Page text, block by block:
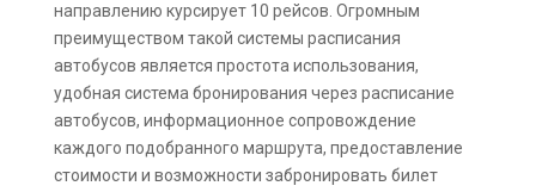
направлению курсирует 10 рейсов. Огромным
преимуществом такой системы расписания
автобусов является простота использования,
удобная система бронирования через расписание
автобусов, информационное сопровождение
каждого подобранного маршрута, предоставление
стоимости и возможности забронировать билет